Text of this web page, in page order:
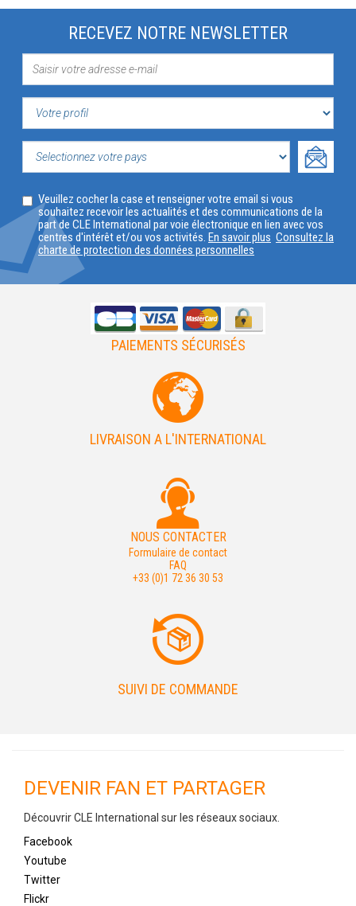
RECEVEZ NOTRE NEWSLETTER
VOTRE
PROFIL
VOTRE
PAYS
Veuillez cocher la case et renseigner votre email si vous
souhaitez recevoir les actualités et des communications de la
part de CLE International par voie électronique en lien avec vos
centres d'intérêt et/ou vos activités. En savoir plus Consultez la
charte de protection des données personnelles
PAIEMENTS SÉCURISÉS
LIVRAISON A L'INTERNATIONAL
NOUS CONTACTER
Formulaire de contact
FAQ
+33 (0)1 72 36 30 53
SUIVI DE COMMANDE
DEVENIR FAN ET PARTAGER
Découvrir CLE International sur les réseaux sociaux.
Facebook
Youtube
Twitter
Flickr